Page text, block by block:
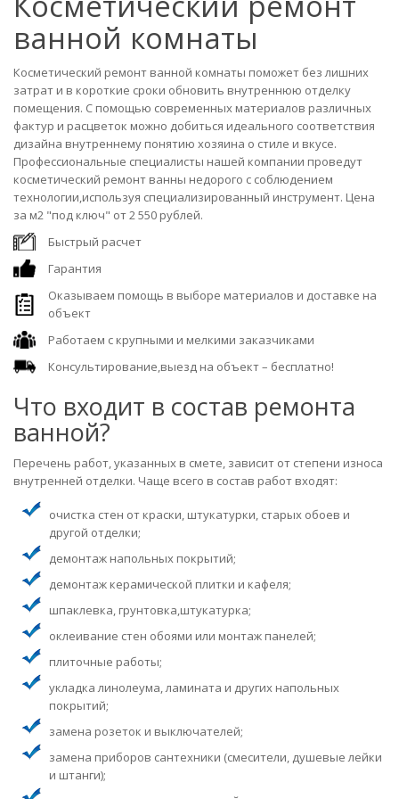
ванной комнаты
Косметический ремонт ванной комнаты поможет без лишних
затрат и в короткие сроки обновить внутреннюю отделку
помещения. С помощью современных материалов различных
фактур и расцветок можно добиться идеального соответствия
дизайна внутреннему понятию хозяина о стиле и вкусе.
Профессиональные специалисты нашей компании проведут
косметический ремонт ванны недорого с соблюдением
технологии,используя специализированный инструмент. Цена
за м2 "под ключ" от 2 550 рублей.
Быстрый расчет
Гарантия
Оказываем помощь в выборе материалов и доставке на
объект
Работаем с крупными и мелкими заказчиками
Консультирование,выезд на объект – бесплатно!
Что входит в состав ремонта
ванной?
Перечень работ, указанных в смете, зависит от степени износа
внутренней отделки. Чаще всего в состав работ входят:
очистка стен от краски, штукатурки, старых обоев и
другой отделки;
демонтаж напольных покрытий;
демонтаж керамической плитки и кафеля;
шпаклевка, грунтовка,штукатурка;
оклеивание стен обоями или монтаж панелей;
плиточные работы;
укладка линолеума, ламината и других напольных
покрытий;
замена розеток и выключателей;
замена приборов сантехники (смесители, душевые лейки
и штанги);